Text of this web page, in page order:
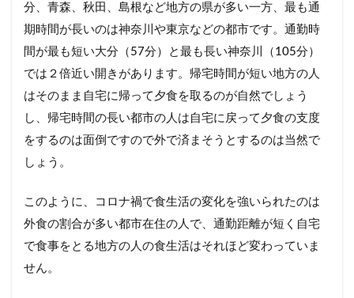
分、青森、秋田、島根など地方の県が多い一方、最も通
期時間が長いのは神奈川や東京などの都市です。通勤時
間が最も短い大分（57分）と最も長い神奈川（105分）
では２倍近い開きがあります。帰宅時間が短い地方の人
はそのまま自宅に帰って夕食を取るのが自然でしょう
し、帰宅時間の長い都市の人は自宅に戻って夕食の支度
をするのは面倒ですので外で済まそうとするのは当然で
しょう。
このように、コロナ禍で食生活の変化を強いられたのは
外食の割合が多い都市在住の人で、通勤距離が短く自宅
で食事をとる地方の人の食生活はそれほど変わっていま
せん。